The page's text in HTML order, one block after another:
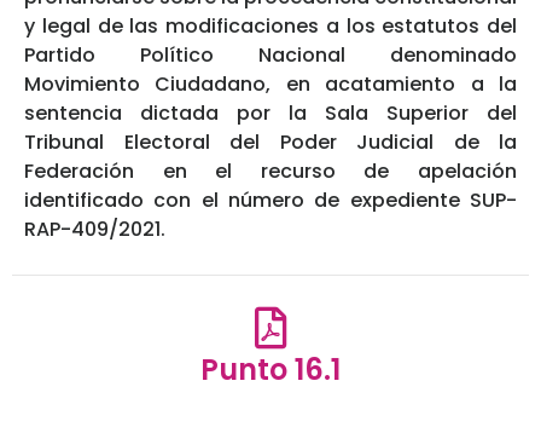
y legal de las modificaciones a los estatutos del
Partido Político Nacional denominado
Movimiento Ciudadano, en acatamiento a la
sentencia dictada por la Sala Superior del
Tribunal Electoral del Poder Judicial de la
Federación en el recurso de apelación
identificado con el número de expediente SUP-
RAP-409/2021.
Punto 16.1